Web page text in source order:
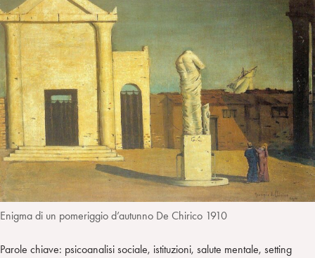
L
p
a
e
d
i
n
i
t
t
e
r
g
r
a
m
Enigma di un pomeriggio d’autunno De Chirico 1910
Parole chiave: psicoanalisi sociale, istituzioni, salute mentale, setting